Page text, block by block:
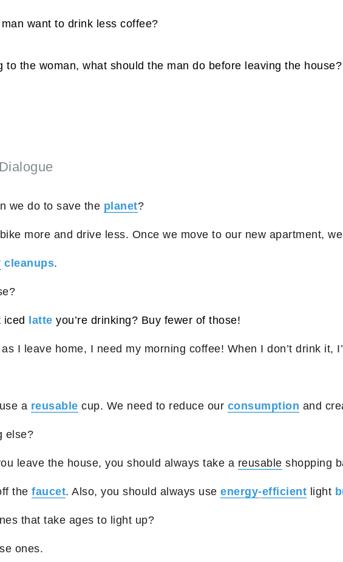
want to drink less coffee?
to the woman, what should the man do before leaving the house?
Dialogue
we do to save the planet?
more and drive less. Once we move to our new apartment,
cleanups.
iced latte you’re drinking? Buy fewer of those!
I leave home, I need my morning coffee! When I don’t drink it,
a reusable cup. We need to reduce our consumption and
else?
leave the house, you should always take a reusable shopping
the faucet. Also, you should always use energy-efficient light
that take ages to light up?
ones.